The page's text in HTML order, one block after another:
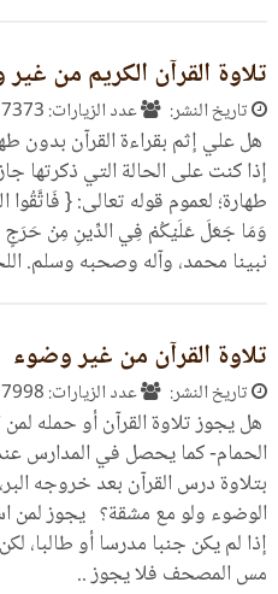
تلاوة القرآن الكريم من
تاريخ النشر: عدد الزيارات: 17373
هل علي إثم بقراءة القرآن بدون
إذا كنت على الحالة التي ذكرتها
طهارة؛ لعموم قوله تعالى: {
وَمَا جَعَلَ عَلَيْكُمْ فِي الدِّينِ مِنْ حَرَجٍ
نبينا محمد، وآله وصحبه وسلم.
تلاوة القرآن من غير وضوء
تاريخ النشر: عدد الزيارات: 17998
هل يجوز تلاوة القرآن أو حمله
الحمام- كما يحصل في المدارس
بتلاوة درس القرآن بعد خروجه
الوضوء ولو مع مشقة؟ يجوز لمن
إذا لم يكن جنبا مدرسا أو طالبا،
مس المصحف فلا يجوز ..